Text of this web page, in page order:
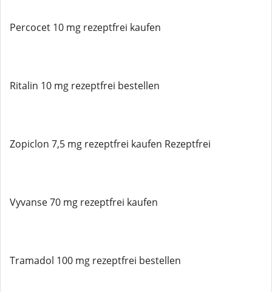
Percocet 10 mg rezeptfrei kaufen
Ritalin 10 mg rezeptfrei bestellen
Zopiclon 7,5 mg rezeptfrei kaufen Rezeptfrei
Vyvanse 70 mg rezeptfrei kaufen
Tramadol 100 mg rezeptfrei bestellen